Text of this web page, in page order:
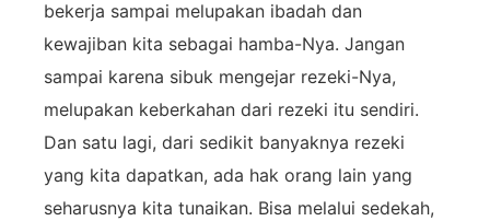
bekerja sampai melupakan ibadah dan
kewajiban kita sebagai hamba-Nya. Jangan
sampai karena sibuk mengejar rezeki-Nya,
melupakan keberkahan dari rezeki itu sendiri.
Dan satu lagi, dari sedikit banyaknya rezeki
yang kita dapatkan, ada hak orang lain yang
seharusnya kita tunaikan. Bisa melalui sedekah,